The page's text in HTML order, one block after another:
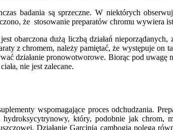
badania są sprzeczne. W niektórych
że stosowanie preparatów chromu wywiera
obarczona dużą liczbą działań
z chromem, należy pamiętać, że występuje
działanie pronowotworowe. Biorąc pod
nie jest zalecane.
wspomagające proces odchudzania.
który, podobnie jak chrom,
Działanie Garcinia cambogia polega